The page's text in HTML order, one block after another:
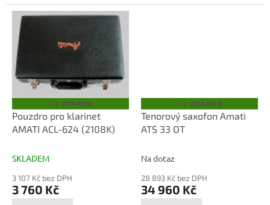
Z
D
A
R
ZDARMA
Pouzdro pro klarinet
AMATI ACL-624 (2108K)
SKLADEM
3 107 Kč bez DPH
3 760 Kč
Z
D
A
ZDARMA
Tenorový saxofon Amati
ATS 33 OT
Na dotaz
28 893 Kč bez DPH
34 960 Kč